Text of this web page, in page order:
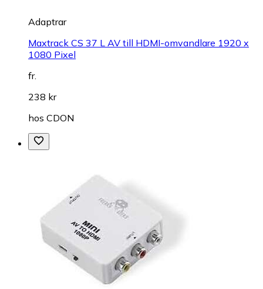
Adaptrar
Maxtrack CS 37 L AV till HDMI-omvandlare 1920 x
1080 Pixel
fr.
238 kr
hos CDON